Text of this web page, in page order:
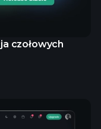
czołowych